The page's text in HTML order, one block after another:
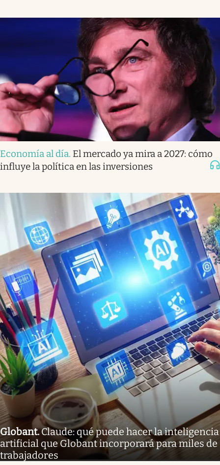
Economía al día. El mercado ya mira a 2027: cómo
influye la política en las inversiones
Globant.Claude: qué puede hacer la inteligencia
artificial que Globant incorporará para miles de
trabajadores